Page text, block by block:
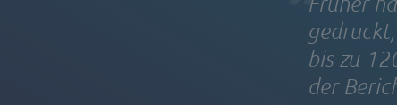
bis zu
der